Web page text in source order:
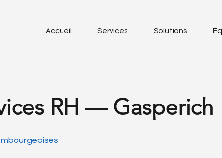
Accueil Services Solutions
RH — Gasperich